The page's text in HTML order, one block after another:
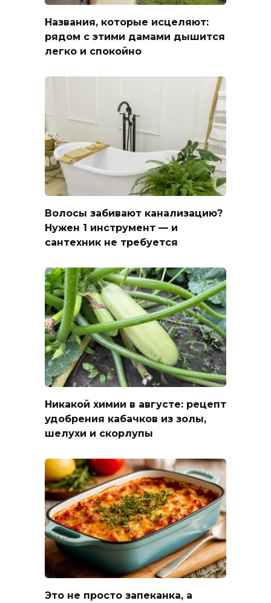
Названия, которые исцеляют:
рядом с этими дамами дышится
легко и спокойно
Волосы забивают канализацию?
Нужен 1 инструмент — и
сантехник не требуется
Никакой химии в августе: рецепт
удобрения кабачков из золы,
шелухи и скорлупы
Это не просто запеканка, а